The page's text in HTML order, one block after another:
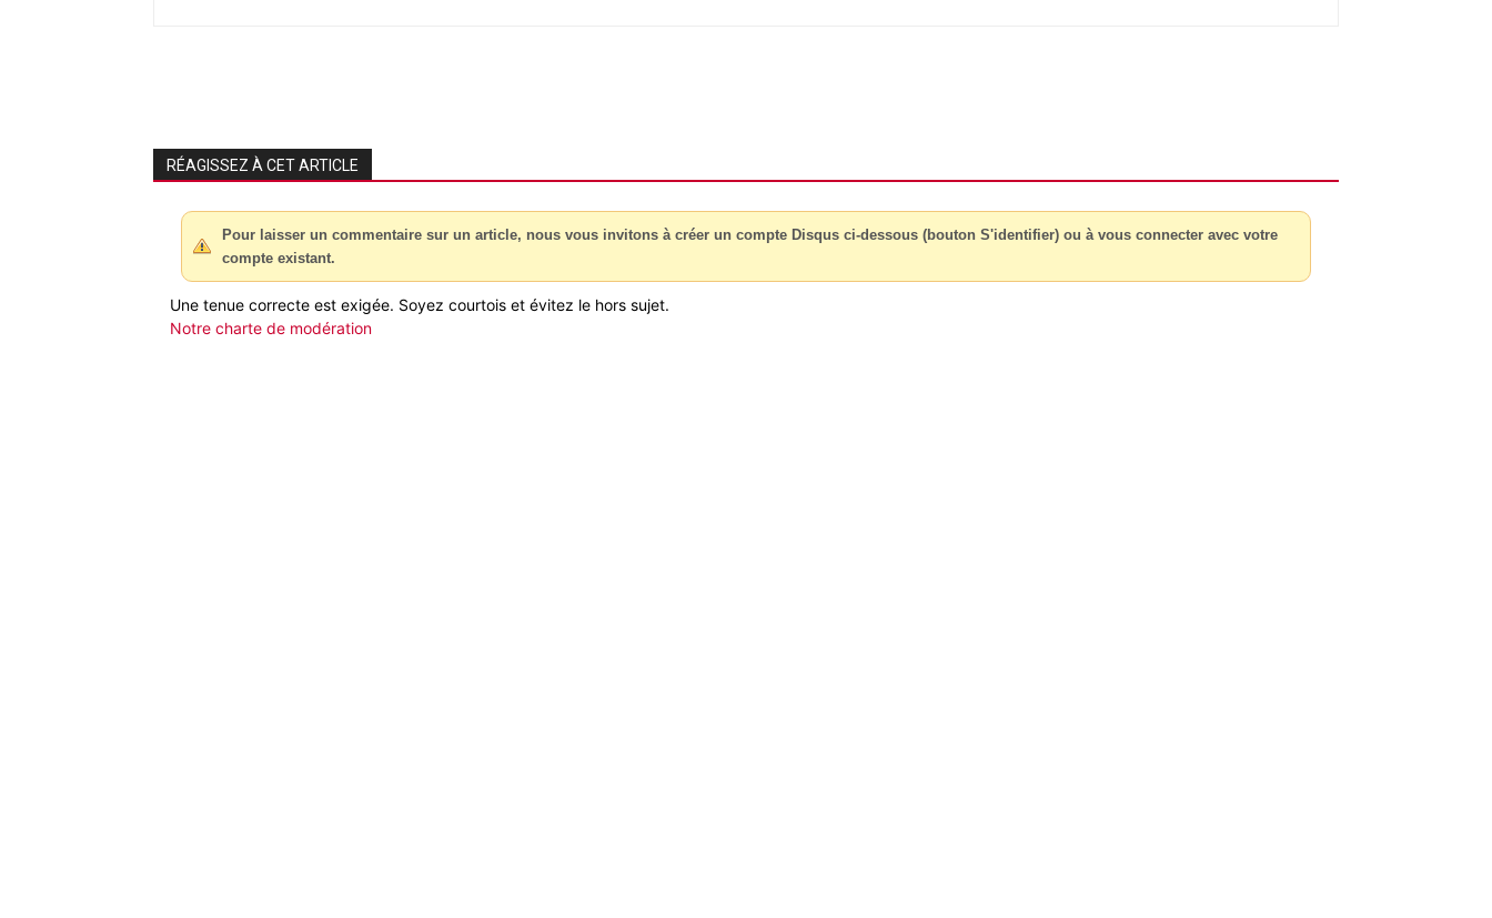
RÉAGISSEZ À CET ARTICLE
Pour laisser un commentaire sur un article, nous vous invitons à créer un compte Disqus ci-dessous (bouton S'identifier) ou à vous connecter avec votre
compte existant.
Une tenue correcte est exigée. Soyez courtois et évitez le hors sujet.
Notre charte de modération